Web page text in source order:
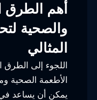
أهم الطرق
والصحية
المثالي
اللجوء إلى الطرق
الأطعمة الصحية
يمكن أن يساعد في